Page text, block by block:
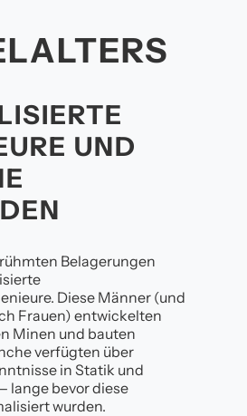
UND
Belagerungen
Diese Männer (und
Frauen) entwickelten
Minen und bauten
verfügten über
in Statik und
lange bevor diese
wurden.